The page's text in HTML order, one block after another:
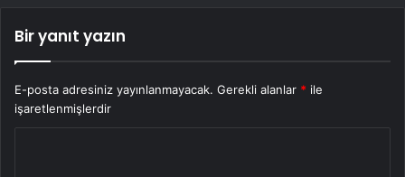
Bir yanıt yazın
E-posta adresiniz yayınlanmayacak. Gerekli alanlar * ile
işaretlenmişlerdir